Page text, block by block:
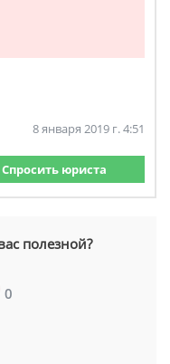
8 января 2019 г. 4:51
Спросить юриста
полезной?
0